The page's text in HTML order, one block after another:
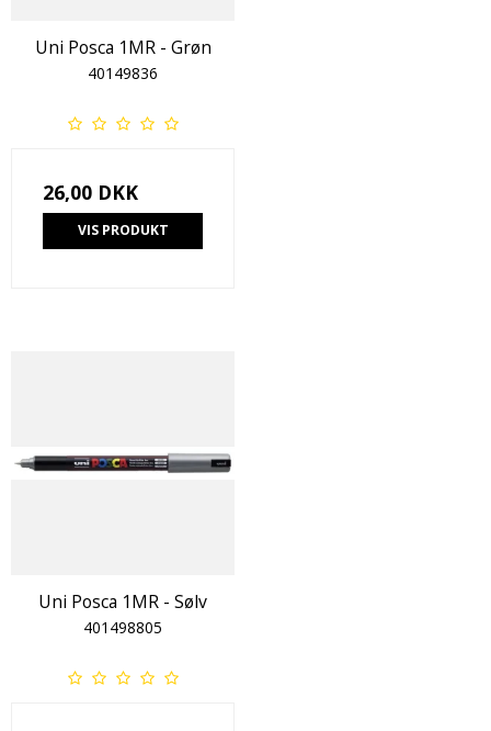
Uni Posca 1MR - Grøn
40149836
26,00 DKK
VIS PRODUKT
Uni Posca 1MR - Sølv
401498805